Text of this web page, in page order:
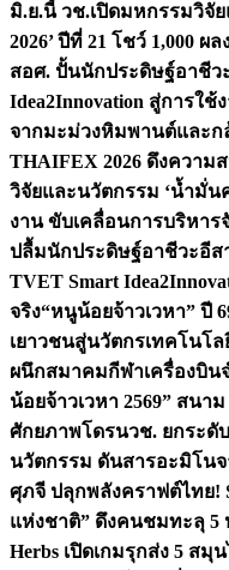
มิ.ย.นี้ วช.เปิดมหกรรมวิจัย
2026’ ปีที่ 21 โชว์ 1,000
สอศ. ปั้นนักประดิษฐ์อาชีว
Idea2Innovation สู่การใช้
จากมะม่วงหิมพานต์และก
THAIFEX 2026 ดึงความ
วิจัยและนวัตกรรม ‘น้ำมั่น
งาน ขับเคลื่อนการบริหา
ปลื้มนักประดิษฐ์อาชีวะอีส
TVET Smart
จริง“หนูน้อยจ้าวเวหา” ปี
เยาวชนสู่นวัตกรเทคโนโ
ผนึกสมาคมกีฬาเครื่องบิน
น้อยจ้าวเวหา 2569” สนา
ศักยภาพโดรนวช. ยกระดั
นวัตกรรม ดันสารอะมิโน
ศุภจี ปลุกพลังคราฟต์ไทย!
แห่งชาติ” ดึงคนชมทะลุ 5
Herbs เปิดเกมรุกส่ง 5 สมุ